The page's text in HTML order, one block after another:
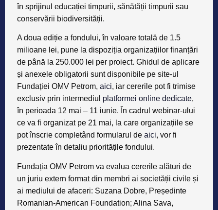
în sprijinul educației timpurii, sănătății timpurii sau
conservării biodiversității.
A doua ediție a fondului, în valoare totală de 1.5
milioane lei, pune la dispoziția organizațiilor finanțări
de până la 250.000 lei per proiect. Ghidul de aplicare
și anexele obligatorii sunt disponibile pe site-ul
Fundației OMV Petrom, aici, iar cererile pot fi trimise
exclusiv prin intermediul platformei online dedicate,
în perioada 12 mai – 11 iunie. În cadrul webinar-ului
ce va fi organizat pe 21 mai, la care organizațiile se
pot înscrie completând formularul de aici, vor fi
prezentate în detaliu prioritățile fondului.
Fundația OMV Petrom va evalua cererile alături de
un juriu extern format din membri ai societății civile și
ai mediului de afaceri: Suzana Dobre, Președinte
Romanian-American Foundation; Alina Sava,